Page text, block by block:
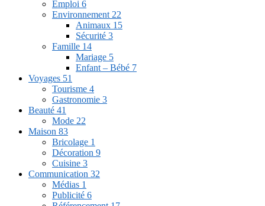
Emploi 6
Environnement22
Animaux 15
Sécurité 3
Famille 14
Mariage 5
Enfant – Bébé 7
Voyages 51
Tourisme 4
Gastronomie 3
Beauté 41
Mode 22
Maison 83
Bricolage 1
Décoration 9
Cuisine 3
Communication 32
Médias 1
Publicité 6